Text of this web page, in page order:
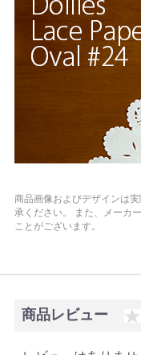
商品画像およびデザインは
承ください。
また、メーカ
ことがございます。
商品レビュー